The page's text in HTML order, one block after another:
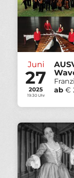
Juni
27
2025
19:30 Uhr
ab €